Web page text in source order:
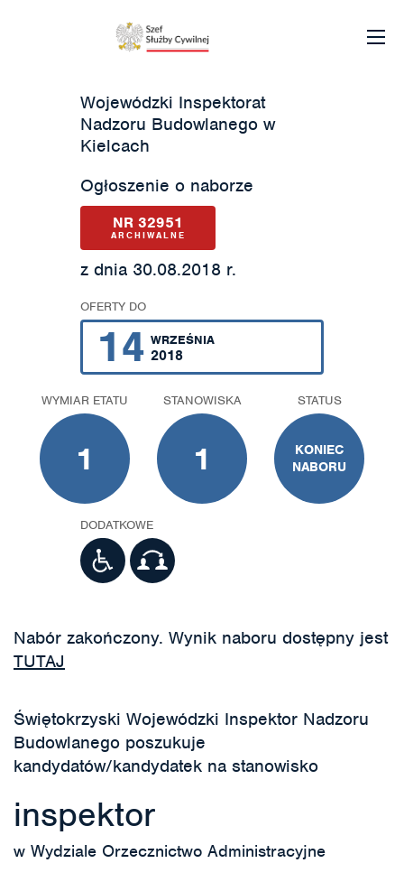
Wojewódzki Inspektorat
Nadzoru Budowlanego w
Kielcach
Ogłoszenie o naborze
NR 32951
ARCHIWALNE
z dnia 30.08.2018 r.
OFERTY DO
14 WRZEŚNIA
2018
WYMIAR ETATU
1
STANOWISKA
1
STATUS
KONIEC
NABORU
DODATKOWE
Nabór zakończony. Wynik naboru dostępny jest
TUTAJ
Świętokrzyski Wojewódzki Inspektor Nadzoru
Budowlanego poszukuje
kandydatów/kandydatek na stanowisko
inspektor
w Wydziale Orzecznictwo Administracyjne